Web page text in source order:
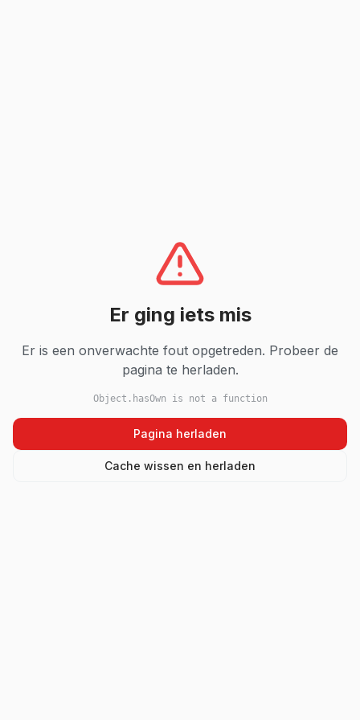
Er ging iets mis
Er is een onverwachte fout opgetreden. Probeer de
pagina te herladen.
Object.hasOwn is not a function
Pagina herladen
Cache wissen en herladen